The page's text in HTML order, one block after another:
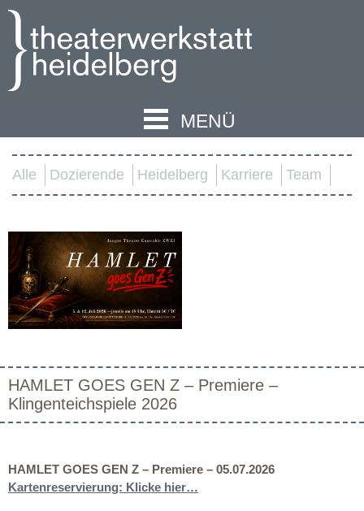
MENÜ
Alle Dozierende Heidelberg Karriere Team
HAMLET GOES GEN Z – Premiere –
Klingenteichspiele 2026
HAMLET GOES GEN Z – Premiere – 05.07.2026
Kartenreservierung: Klicke hier…